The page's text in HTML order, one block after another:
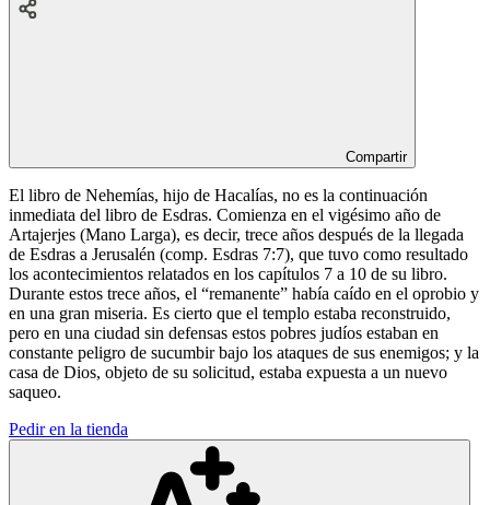
Compartir
El libro de Nehemías, hijo de Hacalías, no es la continuación
inmediata del libro de Esdras. Comienza en el vigésimo año de
Artajerjes (Mano Larga), es decir, trece años después de la llegada
de Esdras a Jerusalén (comp. Esdras 7:7), que tuvo como resultado
los acontecimientos relatados en los capítulos 7 a 10 de su libro.
Durante estos trece años, el “remanente” había caído en el oprobio y
en una gran miseria. Es cierto que el templo estaba reconstruido,
pero en una ciudad sin defensas estos pobres judíos estaban en
constante peligro de sucumbir bajo los ataques de sus enemigos; y la
casa de Dios, objeto de su solicitud, estaba expuesta a un nuevo
saqueo.
Pedir en la tienda